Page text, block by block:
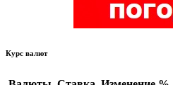
Курс валют